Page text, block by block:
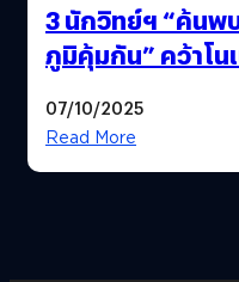
3 นักวิทย์ฯ “ค้นพ
ภูมิคุ้มกัน” คว้าโน
และมะเร็ง
07/10/2025
Read More